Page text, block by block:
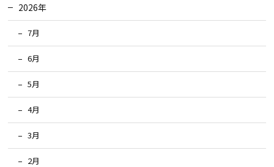
2026年
7月
6月
5月
4月
3月
2月